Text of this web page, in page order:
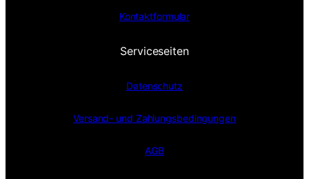
Kontaktformular
Serviceseiten
Datenschutz
Versand- und Zahlungsbedingungen
AGB